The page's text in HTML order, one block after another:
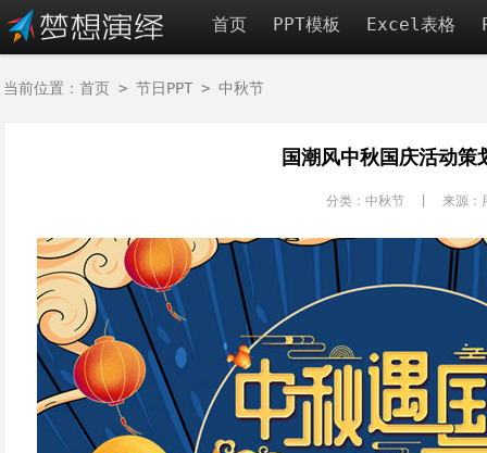
首页 PPT模板 Excel表格
当前位置： 首页> 节日PPT> 中秋节
国潮风中秋国庆活动策
分类：中秋节 | 来源